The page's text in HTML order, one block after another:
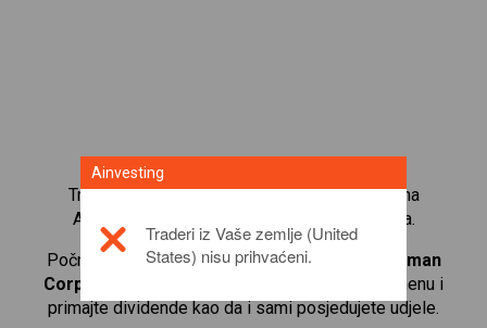
Trgujte s više od 1000 međunarodnih udjela na
Ainvesting platformi za trgovanje CFD-ovima.
Počnite trgovati CFD-ovima naNorthrop Grumman
Corporation
. Primajte kotacije u stvarnom vremenu i
primajte dividende kao da i sami posjedujete udjele.
Ainvesting
Traderi iz Vaše zemlje (United
States) nisu prihvaćeni.